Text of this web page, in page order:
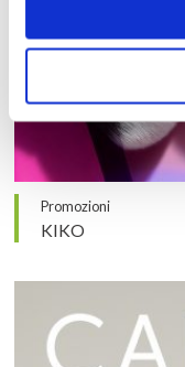
Promozioni
KIKO